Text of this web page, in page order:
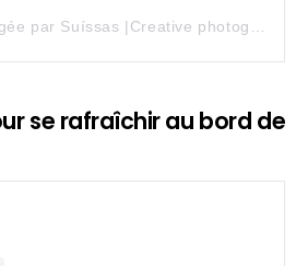
se rafraîchir au bord de